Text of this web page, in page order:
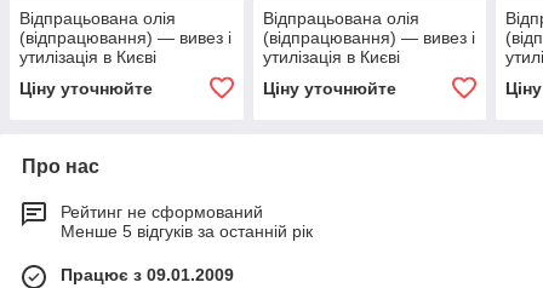
Відпрацьована олія
(відпрацювання) — вивез і
утилізація в Києві
Ціну уточнюйте
Відпрацьована олія
(відпрацювання) — вивез і
утилізація в Києві
Ціну уточнюйте
Про нас
Рейтинг не сформований
Менше 5 відгуків за останній рік
Працює з 09.01.2009